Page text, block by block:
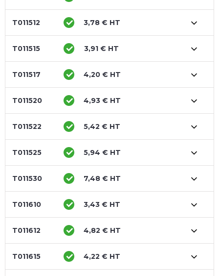
T011512 3,78 € HT
T011515 3,91 € HT
T011517 4,20 € HT
T011520 4,93 € HT
T011522 5,42 € HT
T011525 5,94 € HT
T011530 7,48 € HT
T011610 3,43 € HT
T011612 4,82 € HT
T011615 4,22 € HT